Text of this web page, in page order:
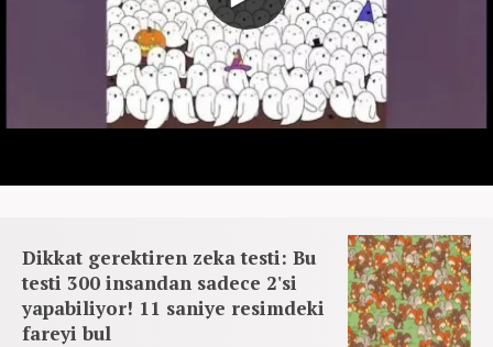
Dikkat gerektiren zeka testi: Bu
testi 300 insandan sadece 2'si
yapabiliyor! 11 saniye resimdeki
fareyi bul